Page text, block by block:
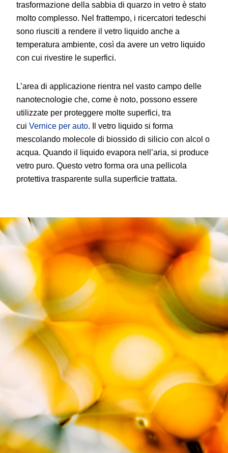
trasformazione della sabbia di quarzo in vetro è stato
molto complesso. Nel frattempo, i ricercatori tedeschi
sono riusciti a rendere il vetro liquido anche a
temperatura ambiente, così da avere un vetro liquido
con cui rivestire le superfici.
L’area di applicazione rientra nel vasto campo delle
nanotecnologie che, come è noto, possono essere
utilizzate per proteggere molte superfici, tra
cui Vernice per auto. Il vetro liquido si forma
mescolando molecole di biossido di silicio con alcol o
acqua. Quando il liquido evapora nell’aria, si produce
vetro puro. Questo vetro forma ora una pellicola
protettiva trasparente sulla superficie trattata.